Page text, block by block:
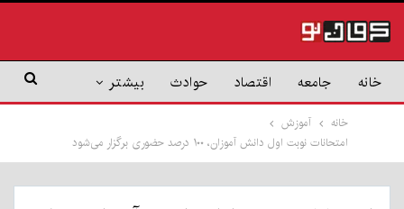
خانه جامعه اقتصاد حوادث بیشتر
خانه
آموزش
امتحانات نوبت اول دانش آموزان، ۱۰۰ درصد حضوری برگزار می‌شود